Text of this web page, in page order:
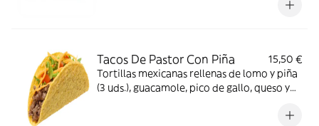
Tacos De Pastor Con Piña
15,50 €
Tortillas mexicanas rellenas de lomo y piña
(3 uds.), guacamole, pico de gallo, queso y